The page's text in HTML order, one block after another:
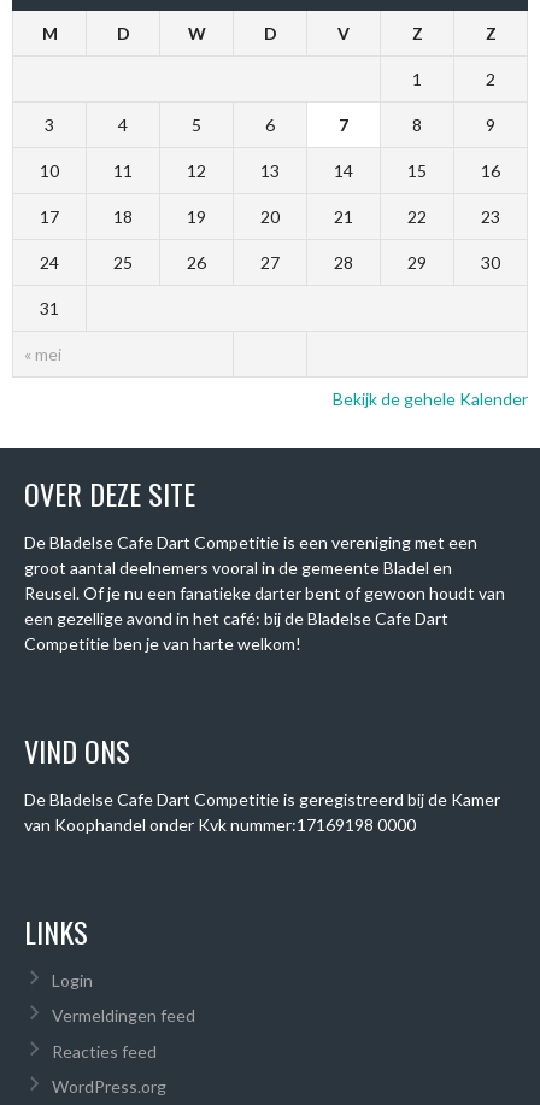
M D W D V Z Z
« mei
1 2
3 4 5 6 7 8 9
10 11 12 13 14 15 16
17 18 19 20 21 22 23
24 25 26 27 28 29 30
31
Bekijk de gehele Kalender
OVER DEZE SITE
De Bladelse Cafe Dart Competitie is een vereniging met een
groot aantal deelnemers vooral in de gemeente Bladel en
Reusel. Of je nu een fanatieke darter bent of gewoon houdt van
een gezellige avond in het café: bij de Bladelse Cafe Dart
Competitie ben je van harte welkom!
VIND ONS
De Bladelse Cafe Dart Competitie is geregistreerd bij de Kamer
van Koophandel onder Kvk nummer:17169198 0000
LINKS
Login
Vermeldingen feed
Reacties feed
WordPress.org